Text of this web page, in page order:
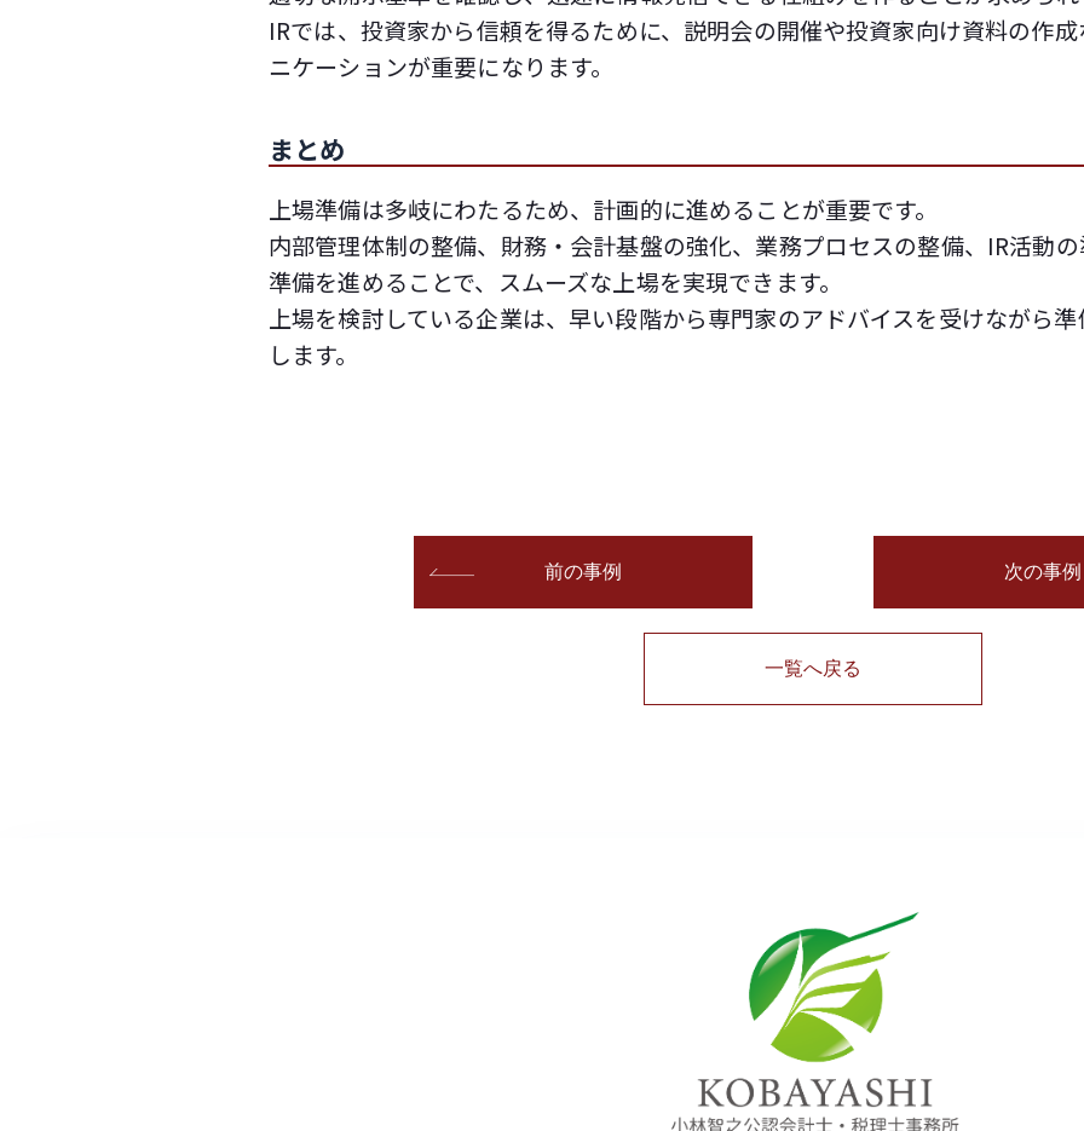
IRでは、投資家から信頼を得るために、説明会の開催や投資家向け資料の作
ニケーションが重要になります。
まとめ
上場準備は多岐にわたるため、計画的に進めることが重要です。
内部管理体制の整備、財務・会計基盤の強化、業務プロセスの整備、IR活動
準備を進めることで、スムーズな上場を実現できます。
上場を検討している企業は、早い段階から専門家のアドバイスを受けながら
します。
前の事例 次の事例
一覧へ戻る